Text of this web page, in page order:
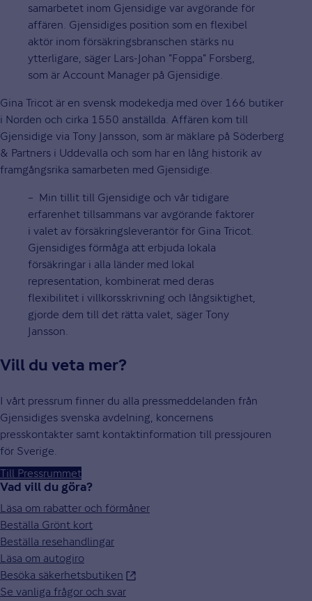
samarbetet inom Gjensidige var avgörande för
affären. Gjensidiges position som en flexibel
aktör inom försäkringsbranschen stärks nu
ytterligare, säger Lars-Johan ”Foppa” Forsberg,
som är Account Manager på Gjensidige.
Gina Tricot är en svensk modekedja med över 166 butiker
i Norden och cirka 1550 anställda. Affären kom till
Gjensidige via Tony Jansson, som är mäklare på Söderberg
& Partners i Uddevalla och som har en lång historik av
framgångsrika samarbeten med Gjensidige.
– Min tillit till Gjensidige och vår tidigare
erfarenhet tillsammans var avgörande faktorer
i valet av försäkringsleverantör för Gina Tricot.
Gjensidiges förmåga att erbjuda lokala
försäkringar i alla länder med lokal
representation, kombinerat med deras
flexibilitet i villkorsskrivning och långsiktighet,
gjorde dem till det rätta valet, säger Tony
Jansson.
Vill du veta mer?
I vårt pressrum finner du alla pressmeddelanden från
Gjensidiges svenska avdelning, koncernens
presskontakter samt kontaktinformation till pressjouren
för Sverige.
Till Pressrummet
Vad vill du göra?
Läsa om rabatter och förmåner
Beställa Grönt kort
Beställa resehandlingar
Läsa om autogiro
Besöka säkerhetsbutiken
Se vanliga frågor och svar